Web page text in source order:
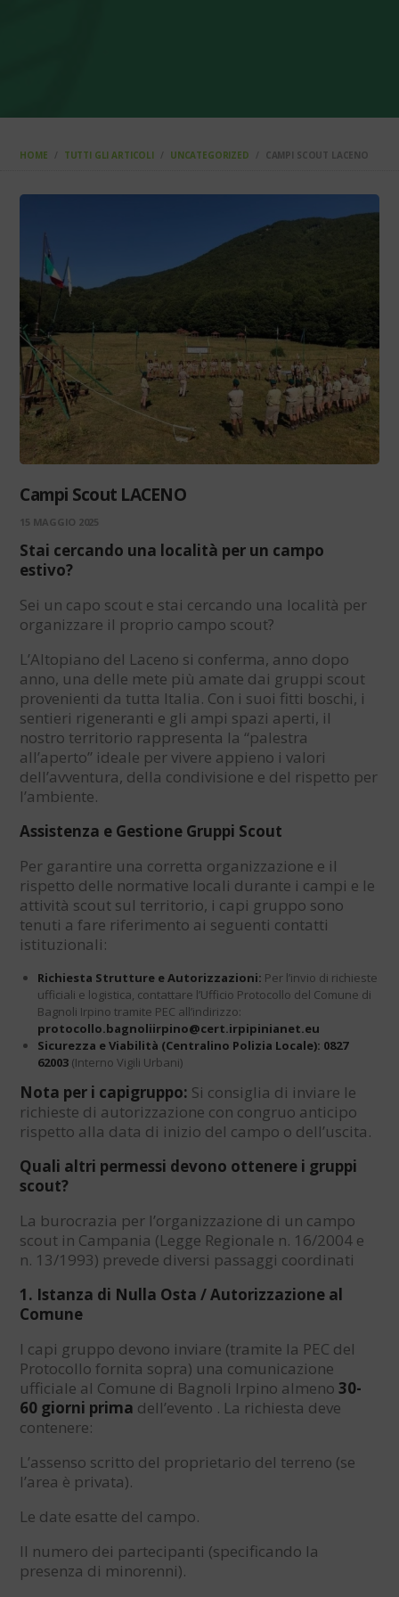
HOME TUTTI GLI ARTICOLI UNCATEGORIZED CAMPI SCOUT LACENO
Campi Scout LACENO
15 MAGGIO 2025
Stai cercando una località per un campo
estivo?
Sei un capo scout e stai cercando una località per
organizzare il proprio campo scout?
L’Altopiano del Laceno si conferma, anno dopo
anno, una delle mete più amate dai gruppi scout
provenienti da tutta Italia. Con i suoi fitti boschi, i
sentieri rigeneranti e gli ampi spazi aperti, il
nostro territorio rappresenta la “palestra
all’aperto” ideale per vivere appieno i valori
dell’avventura, della condivisione e del rispetto per
l’ambiente.
Assistenza e Gestione Gruppi Scout
Per garantire una corretta organizzazione e il
rispetto delle normative locali durante i campi e le
attività scout sul territorio, i capi gruppo sono
tenuti a fare riferimento ai seguenti contatti
istituzionali:
Richiesta Strutture e Autorizzazioni: Per l’invio di richieste
ufficiali e logistica, contattare l’Ufficio Protocollo del Comune di
Bagnoli Irpino tramite PEC all’indirizzo:
protocollo.bagnoliirpino@cert.irpipinianet.eu
Sicurezza e Viabilità (Centralino Polizia Locale): 0827
62003(Interno Vigili Urbani)
Nota per i capigruppo: Si consiglia di inviare le
richieste di autorizzazione con congruo anticipo
rispetto alla data di inizio del campo o dell’uscita.
Quali altri permessi devono ottenere i gruppi
scout?
La burocrazia per l’organizzazione di un campo
scout in Campania (Legge Regionale n. 16/2004 e
n. 13/1993) prevede diversi passaggi coordinati
1. Istanza di Nulla Osta / Autorizzazione al
Comune
I capi gruppo devono inviare (tramite la PEC del
Protocollo fornita sopra) una comunicazione
ufficiale al Comune di Bagnoli Irpino almeno30-
60 giorni prima dell’evento . La richiesta deve
contenere:
L’assenso scritto del proprietario del terreno (se
l’area è privata).
Le date esatte del campo.
Il numero dei partecipanti (specificando la
presenza di minorenni).